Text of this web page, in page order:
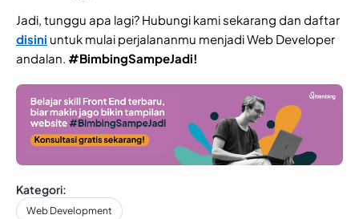
Jadi, tunggu apa lagi? Hubungi kami sekarang dan daftar
disini untuk mulai perjalananmu menjadi Web Developer
andalan. #BimbingSampeJadi!
Kategori:
Web Development